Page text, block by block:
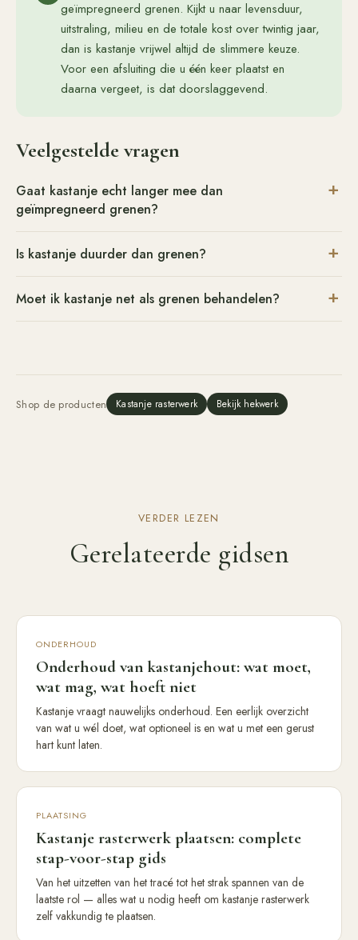
geïmpregneerd grenen. Kijkt u naar levensduur,
uitstraling, milieu en de totale kost over twintig jaar,
dan is kastanje vrijwel altijd de slimmere keuze.
Voor een afsluiting die u één keer plaatst en
daarna vergeet, is dat doorslaggevend.
Veelgestelde vragen
Gaat kastanje echt langer mee dan
geïmpregneerd grenen?
Is kastanje duurder dan grenen?
Moet ik kastanje net als grenen behandelen?
Shop de producten Kastanje rasterwerk Bekijk hekwerk
VERDER LEZEN
Gerelateerde gidsen
ONDERHOUD
Onderhoud van kastanjehout: wat moet,
wat mag, wat hoeft niet
Kastanje vraagt nauwelijks onderhoud. Een eerlijk overzicht
van wat u wél doet, wat optioneel is en wat u met een gerust
hart kunt laten.
PLAATSING
Kastanje rasterwerk plaatsen: complete
stap-voor-stap gids
Van het uitzetten van het tracé tot het strak spannen van de
laatste rol — alles wat u nodig heeft om kastanje rasterwerk
zelf vakkundig te plaatsen.